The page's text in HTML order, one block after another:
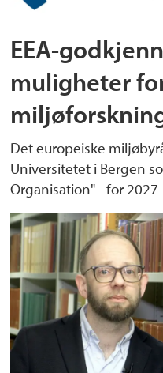
EEA-
muligheter
Det europeiske
Universitetet i Bergen
Organisation" - for